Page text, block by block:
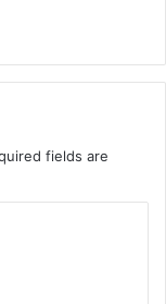
fields are